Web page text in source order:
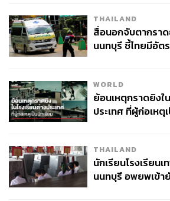
อนาคต”
เจาะเบื้องหลังความสำเร็จ ‘Core
แต่กว่าจะทำให้การใช้งานไม่มี
ไม่กระทบการให้บริการลูกค้า ไม่ว่าจะมี
ยังต้องทำงานประสานกันระหว่าง 183 แ
2000 API ได้อย่างมีเสถียรภาพ
THAILAND
สื่อนอกจับตากราด
นนทบุรี ชี้ไทยมีอัต
WORLD
ย้อนเหตุกราดยิงใ
ประเทศ ที่ผู้ก่อเหตุ
THAILAND
นักเรียนโรงเรียน
นนทบุรี อพยพเข้